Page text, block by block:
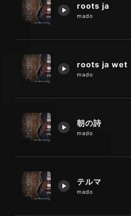
roots ja
mado
roots ja wet
mado
朝の詩
mado
テルマ
mado